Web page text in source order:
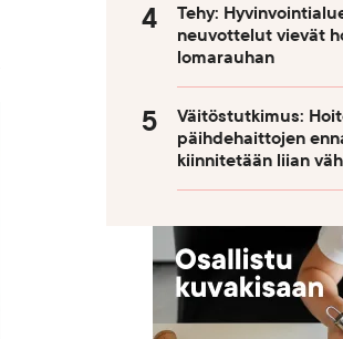
Tehy:
neuvottelut vievät
lomarauhan
Väitöstutkimus:
päihdehaittojen
kiinnitetään liian